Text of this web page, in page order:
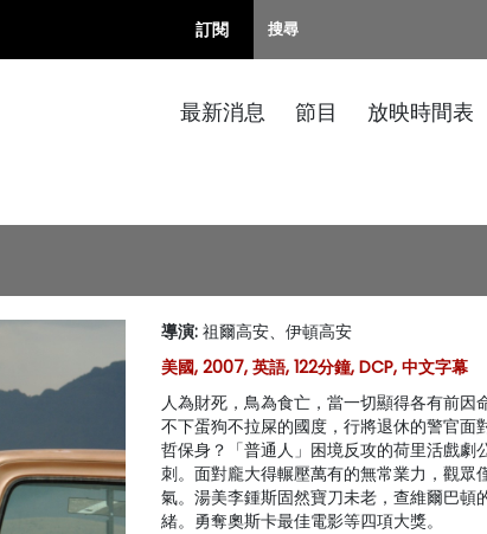
訂閱
最新消息 節目 放映時間表
導演: 祖爾高安、伊頓高安
美國, 2007, 英語, 122分鐘, DCP, 中文字幕
人為財死，鳥為食亡，當一切顯得各有前
不下蛋狗不拉屎的國度，行將退休的警官
哲保身？「普通人」困境反攻的荷里活戲
刺。面對龐大得輾壓萬有的無常業力，觀
氣。湯美李鍾斯固然寶刀未老，查維爾巴
緒。勇奪奧斯卡最佳電影等四項大獎。